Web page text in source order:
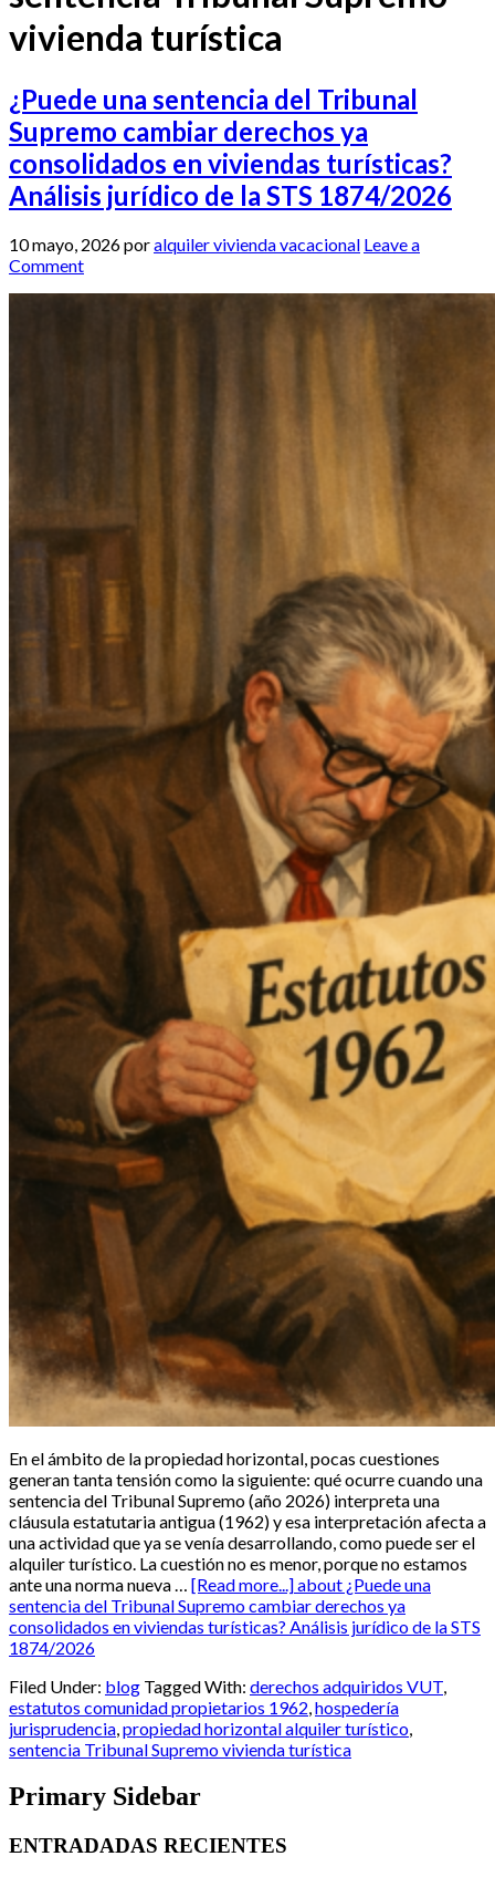
vivienda turística
¿Puede una sentencia del Tribunal
Supremo cambiar derechos ya
consolidados en viviendas turísticas?
Análisis jurídico de la STS 1874/2026
10 mayo, 2026poralquiler vivienda vacacional Leave a
Comment
En el ámbito de la propiedad horizontal, pocas cuestiones
generan tanta tensión como la siguiente: qué ocurre cuando una
sentencia del Tribunal Supremo (año 2026) interpreta una
cláusula estatutaria antigua (1962) y esa interpretación afecta a
una actividad que ya se venía desarrollando, como puede ser el
alquiler turístico. La cuestión no es menor, porque no estamos
ante una norma nueva … [Read more...]about ¿Puede una
sentencia del Tribunal Supremo cambiar derechos ya
consolidados en viviendas turísticas? Análisis jurídico de la STS
1874/2026
Filed Under: blog Tagged With: derechos adquiridos VUT
estatutos comunidad propietarios 1962 hospedería
jurisprudencia propiedad horizontal alquiler turístico
sentencia Tribunal Supremo vivienda turística
Primary Sidebar
ENTRADADAS RECIENTES